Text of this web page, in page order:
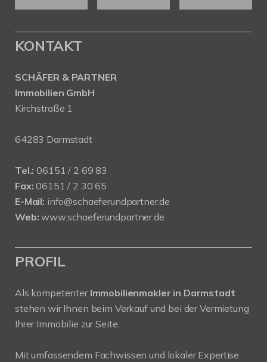
KONTAKT
SCHÄFER & PARTNER
Immobilien GmbH
Kirchstraße 1
64283 Darmstadt
Tel.: 06151 / 2 69 83
Fax: 06151 / 2 30 65
E-Mail: info@schaeferundpartner.de
Web: www.schaeferundpartner.de
PROFIL
Als kompetenter Immobilienmakler in Darmstadt
stehen wir Ihnen beim Verkauf und bei der Vermietung
Ihrer Immobilie zur Seite.
Mit umfassendem Fachwissen und lokaler Expertise